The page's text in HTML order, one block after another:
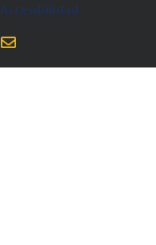
Accesibilidad